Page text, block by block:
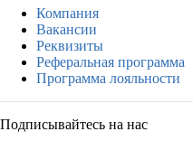
Компания
Вакансии
Реквизиты
Реферальная программа
Программа лояльности
Подписывайтесь на нас